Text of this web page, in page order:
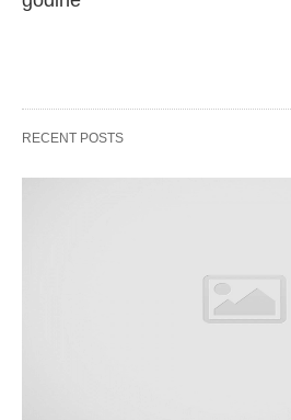
RECENT POSTS